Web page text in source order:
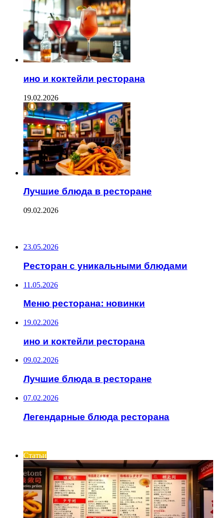
ино и коктейли ресторана
19.02.2026
Лучшие блюда в ресторане
09.02.2026
23.05.2026
Ресторан с уникальными блюдами
11.05.2026
Меню ресторана: новинки
19.02.2026
ино и коктейли ресторана
09.02.2026
Лучшие блюда в ресторане
07.02.2026
Легендарные блюда ресторана
Статьи